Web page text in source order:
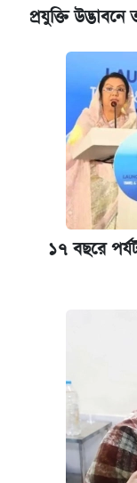
আবেদন শুরু
প্রযুক্তি উদ্ভাবনে
১৭ বছরে